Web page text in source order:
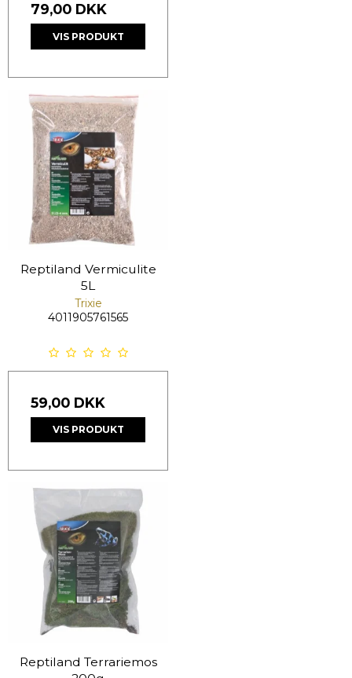
79,00 DKK
VIS PRODUKT
Reptiland Vermiculite
5L
Trixie
4011905761565
59,00 DKK
VIS PRODUKT
Reptiland Terrariemos